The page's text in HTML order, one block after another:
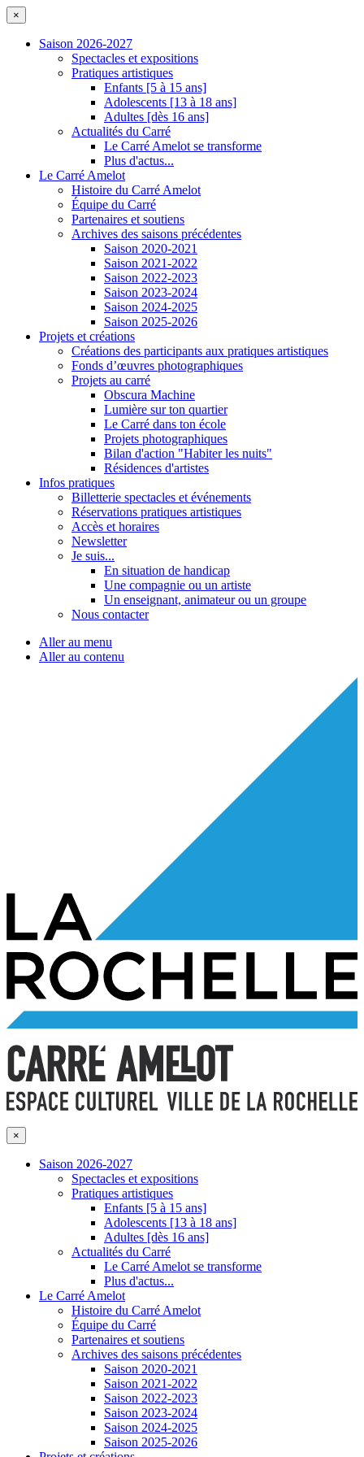
×
Saison 2026-2027
Spectacles et expositions
Pratiques artistiques
Enfants [5 à 15 ans]
Adolescents [13 à 18 ans]
Adultes [dès 16 ans]
Actualités du Carré
Le Carré Amelot se transforme
Plus d'actus...
Le Carré Amelot
Histoire du Carré Amelot
Équipe du Carré
Partenaires et soutiens
Archives des saisons précédentes
Saison 2020-2021
Saison 2021-2022
Saison 2022-2023
Saison 2023-2024
Saison 2024-2025
Saison 2025-2026
Projets et créations
Créations des participants aux pratiques artistiques
Fonds d’œuvres photographiques
Projets au carré
Obscura Machine
Lumière sur ton quartier
Le Carré dans ton école
Projets photographiques
Bilan d'action "Habiter les nuits"
Résidences d'artistes
Infos pratiques
Billetterie spectacles et événements
Réservations pratiques artistiques
Accès et horaires
Newsletter
Je suis...
En situation de handicap
Une compagnie ou un artiste
Un enseignant, animateur ou un groupe
Nous contacter
Aller au menu
Aller au contenu
×
Saison 2026-2027
Spectacles et expositions
Pratiques artistiques
Enfants [5 à 15 ans]
Adolescents [13 à 18 ans]
Adultes [dès 16 ans]
Actualités du Carré
Le Carré Amelot se transforme
Plus d'actus...
Le Carré Amelot
Histoire du Carré Amelot
Équipe du Carré
Partenaires et soutiens
Archives des saisons précédentes
Saison 2020-2021
Saison 2021-2022
Saison 2022-2023
Saison 2023-2024
Saison 2024-2025
Saison 2025-2026